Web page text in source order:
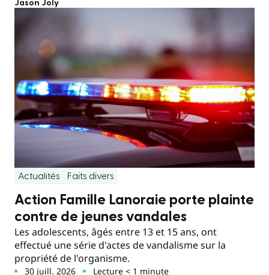
Jason Joly
Actualités Faits divers
Action Famille Lanoraie porte plainte
contre de jeunes vandales
Les adolescents, âgés entre 13 et 15 ans, ont
effectué une série d'actes de vandalisme sur la
propriété de l'organisme.
30 juill. 2026 Lecture < 1 minute